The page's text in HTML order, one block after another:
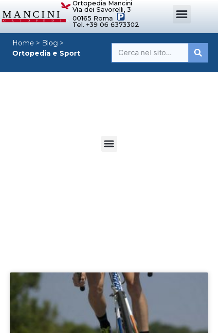
Ortopedia Mancini
Via dei Savorelli, 3
00165 Roma
Tel. +39 06 6373302
Home > Blog >
Ortopedia e Sport